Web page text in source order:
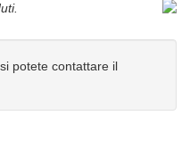
potete contattare il